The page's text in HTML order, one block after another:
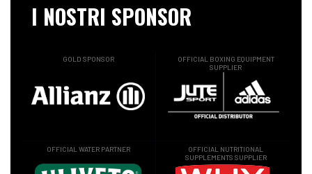
I NOSTRI SPONSOR